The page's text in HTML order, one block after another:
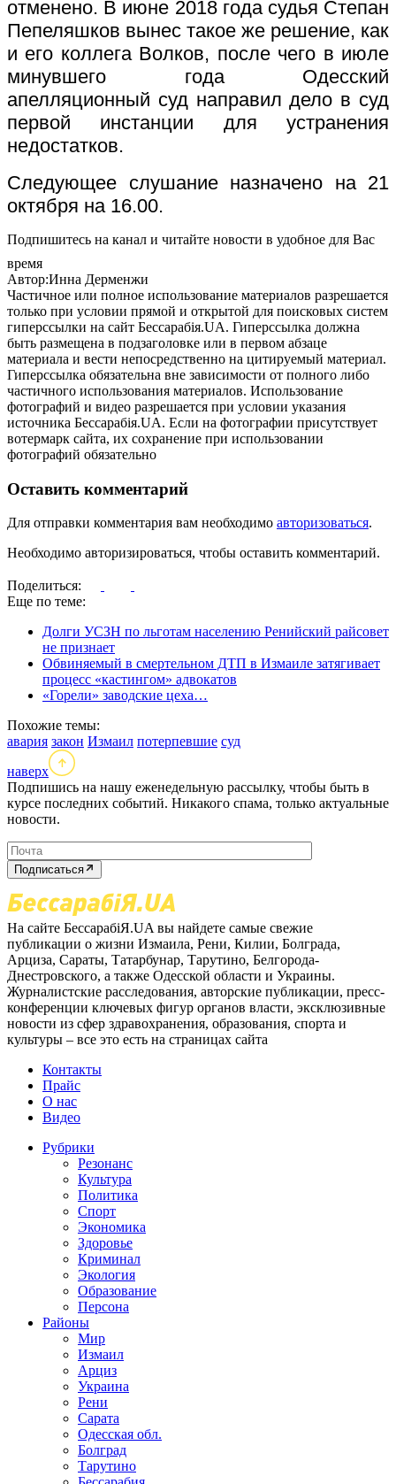
отменено. В июне 2018 года судья Степан
Пепеляшков вынес такое же решение, как
и его коллега Волков, после чего в июле
минувшего года Одесский
апелляционный суд направил дело в суд
первой инстанции для устранения
недостатков.
Следующее слушание назначено на 21
октября на 16.00.
Подпишитесь на канал и читайте новости в удобное для Вас
время
Автор:Инна Дерменжи
Частичное или полное использование материалов разрешается
только при условии прямой и открытой для поисковых систем
гиперссылки на сайт Бессарабія.UA. Гиперссылка должна
быть размещена в подзаголовке или в первом абзаце
материала и вести непосредственно на цитируемый материал.
Гиперссылка обязательна вне зависимости от полного либо
частичного использования материалов. Использование
фотографий и видео разрешается при условии указания
источника Бессарабія.UA. Если на фотографии присутствует
вотермарк сайта, их сохранение при использовании
фотографий обязательно
Оставить комментарий
Для отправки комментария вам необходимо авторизоваться.
Необходимо авторизироваться, чтобы оставить комментарий.
Поделиться:
Еще по теме:
Долги УСЗН по льготам населению Ренийский райсовет
не признает
Обвиняемый в смертельном ДТП в Измаиле затягивает
процесс «кастингом» адвокатов
«Горели» заводские цеха…
Похожие темы:
авария закон Измаил потерпевшие суд
наверх
Подпишись на нашу еженедельную рассылку, чтобы быть в
курсе последних событий. Никакого спама, только актуальные
новости.
Подписаться
На сайте БессарабіЯ.UA вы найдете самые свежие
публикации о жизни Измаила, Рени, Килии, Болграда,
Арциза, Сараты, Татарбунар, Тарутино, Белгорода-
Днестровского, а также Одесской области и Украины.
Журналистские расследования, авторские публикации, пресс-
конференции ключевых фигур органов власти, эксклюзивные
новости из сфер здравохранения, образования, спорта и
культуры – все это есть на страницах сайта
Контакты
Прайс
О нас
Видео
Рубрики
Резонанс
Культура
Политика
Спорт
Экономика
Здоровье
Криминал
Экология
Образование
Персона
Районы
Мир
Измаил
Арциз
Украина
Рени
Сарата
Одесская обл.
Болград
Тарутино